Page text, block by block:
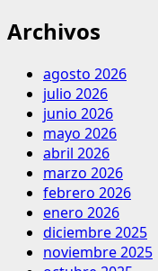
Archivos
agosto 2026
julio 2026
junio 2026
mayo 2026
abril 2026
marzo 2026
febrero 2026
enero 2026
diciembre 2025
noviembre 2025